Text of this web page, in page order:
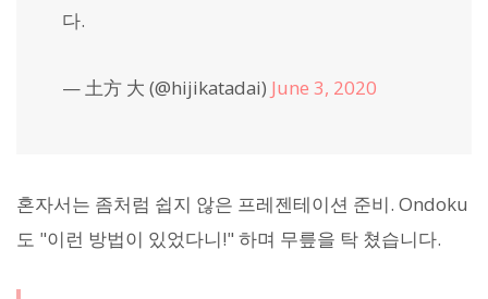
다.
— 土方 大 (@hijikatadai) June 3, 2020
혼자서는 좀처럼 쉽지 않은 프레젠테이션 준비. Ondoku
도 "이런 방법이 있었다니!" 하며 무릎을 탁 쳤습니다.